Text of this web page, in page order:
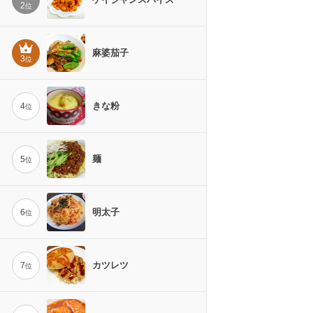
2位
3位
麻婆茄子
4位 きな粉
5位 麺
6位 明太子
7位 カツレツ